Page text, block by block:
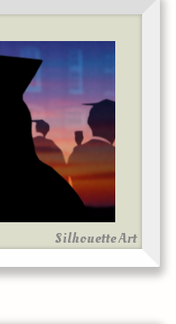
Silhouette Art